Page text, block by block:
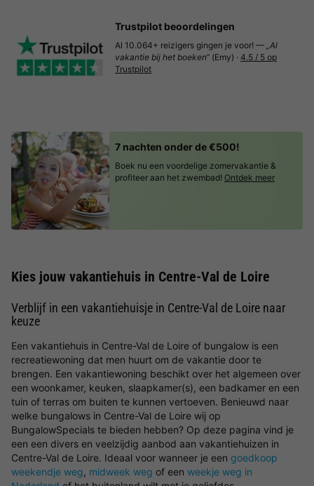
Trustpilot beoordelingen
Al 10.064+ reizigers gingen je voor! — „Al
vakantie bij het boeken“ (Emy) · 4.5 / 5 op
Trustpilot
7 nachten onder de €500!
Boek nu een voordelige zomervakantie &
profiteer aan het zwembad! Ontdek meer
Kies jouw vakantiehuis in Centre-Val de Loire
Verblijf in een vakantiehuisje in Centre-Val de Loire naar
keuze
Een vakantiehuis in Centre-Val de Loire of bungalow is een
recreatiewoning dat men huurt om de vakantie door te
brengen. Een vakantiewoning beschikt over het algemeen over
een woonkamer, keuken, slaapkamer(s), een badkamer en een
tuin of terras om buiten te kunnen vertoeven. Benieuwd naar
welke bungalows in Centre-Val de Loire wij op
BungalowSpecials te bieden hebben? Op deze pagina vind je
een een divers en veelzijdig aanbod aan vakantiehuizen in
Centre-Val de Loire. Ideaal voor wanneer je een goedkoop
weekendje weg, midweek weg of een weekje weg in